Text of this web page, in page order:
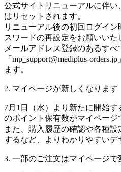
公式サイトリニューアルに伴
はリセットされます。
リニューアル後の初回ログイ
スワードの再設定をお願いいた
メールアドレス登録のあるすべ
「mp_support@mediplus-
ます。
2. マイページが新しくなります
7月1日（水）より新たに開始す
のポイント保有数がマイページ
また、購入履歴の確認や各種
するなど、よりわかりやすいデ
3. 一部のご注文はマイページで